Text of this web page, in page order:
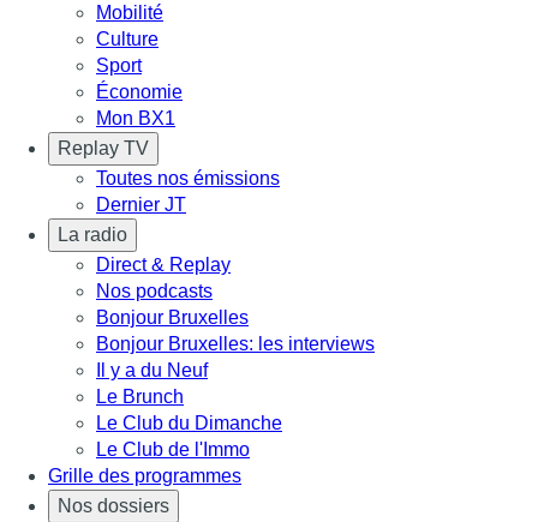
Mobilité
Culture
Sport
Économie
Mon BX1
Replay TV
Toutes nos émissions
Dernier JT
La radio
Direct & Replay
Nos podcasts
Bonjour Bruxelles
Bonjour Bruxelles: les interviews
Il y a du Neuf
Le Brunch
Le Club du Dimanche
Le Club de l'Immo
Grille des programmes
Nos dossiers